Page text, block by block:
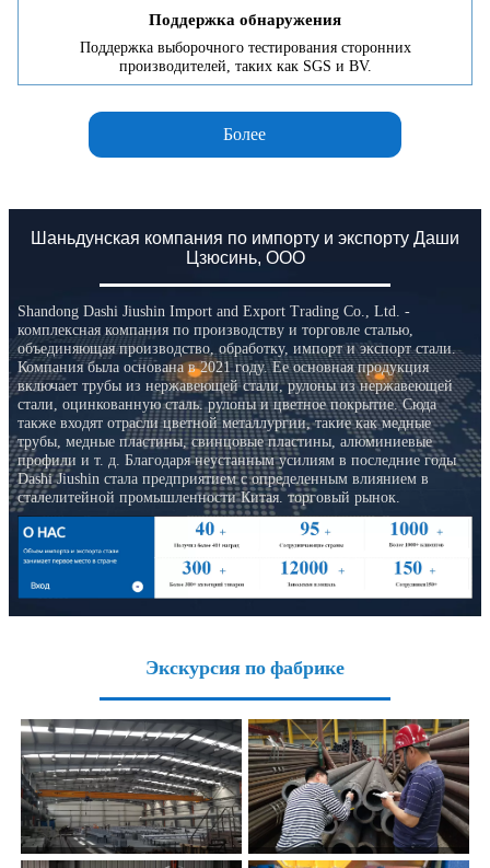
Поддержка обнаружения
Поддержка выборочного тестирования сторонних
производителей, таких как SGS и BV.
Более
Шаньдунская компания по импорту и экспорту Даши
Цзюсинь, ООО
Shandong Dashi Jiushin Import and Export Trading Co., Ltd. -
комплексная компания по производству и торговле сталью,
объединяющая производство, обработку, импорт и экспорт стали.
Компания была основана в 2021 году. Ее основная продукция
включает трубы из нержавеющей стали, рулоны из нержавеющей
стали, оцинкованную сталь. рулоны и цветное покрытие. Сюда
также входят отрасли цветной металлургии, такие как медные
трубы, медные пластины, свинцовые пластины, алюминиевые
профили и т. д. Благодаря неустанным усилиям в последние годы
Dashi Jiushin стала предприятием с определенным влиянием в
сталелитейной промышленности Китая. торговый рынок.
Экскурсия по фабрике